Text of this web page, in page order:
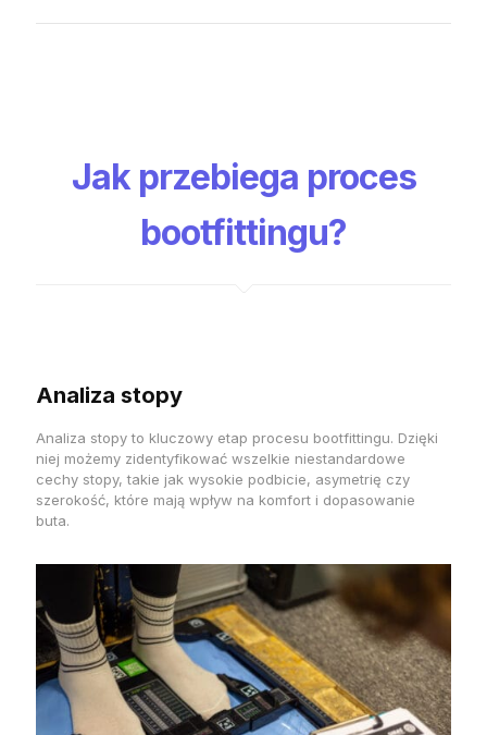
Jak przebiega proces
bootfittingu?
Analiza stopy
Analiza stopy to kluczowy etap procesu bootfittingu. Dzięki
niej możemy zidentyfikować wszelkie niestandardowe
cechy stopy, takie jak wysokie podbicie, asymetrię czy
szerokość, które mają wpływ na komfort i dopasowanie
buta.